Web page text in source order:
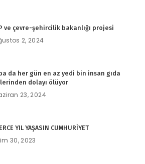
ve çevre-şehircilik bakanlığı projesi
2, 2024
da her gün en az yedi bin insan gıda
dolayı ölüyor
23, 2024
YIL YAŞASIN CUMHURİYET
30, 2023